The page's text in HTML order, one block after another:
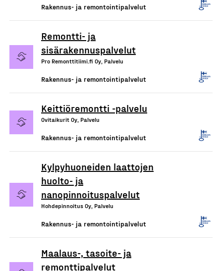
Rakennus- ja remontointipalvelut
Remontti- ja
sisärakennuspalvelut
Pro Remonttitiimi.fi Oy, Palvelu
Rakennus- ja remontointipalvelut
Keittiöremontti -palvelu
Ovitaikurit Oy, Palvelu
Rakennus- ja remontointipalvelut
Kylpyhuoneiden laattojen
huolto- ja
nanopinnoituspalvelut
Hohdepinnoitus Oy, Palvelu
Rakennus- ja remontointipalvelut
Maalaus-, tasoite- ja
remonttipalvelut